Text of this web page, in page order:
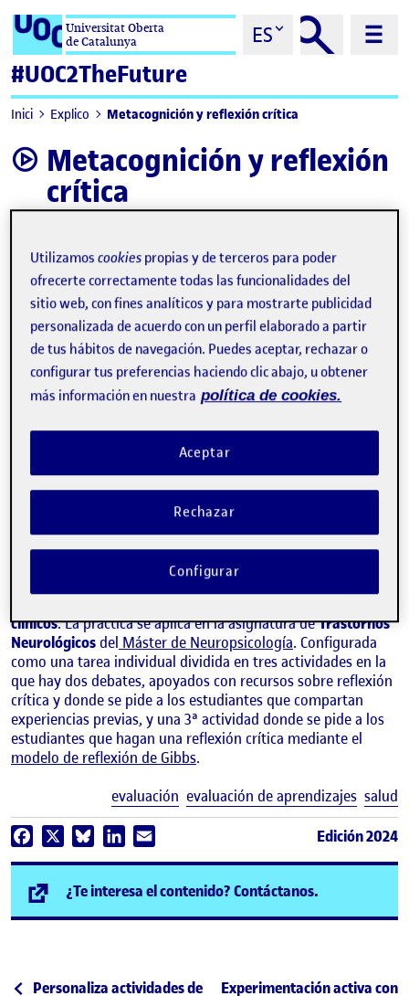
Saltar al contenidoUniversitat Oberta
de Catalunya
ES
#UOC2TheFuture
Inici Explico Metacognición y reflexión crítica
video Metacognición y reflexión
crítica
Profesor de los Estudios de Artes y Humanidades de la UOC
Acción docente de evaluación digital para
competencias transversales de pensamiento crítico y
clínicos. La práctica se aplica en la asignatura deTrastornos
Neurológicos del Máster de Neuropsicología. Configurada
como una tarea individual dividida en tres actividades en la
que hay dos debates, apoyados con recursos sobre reflexión
crítica y donde se pide a los estudiantes que compartan
experiencias previas, y una 3ª actividad donde se pide a los
estudiantes que hagan una reflexión crítica mediante el
modelo de reflexión de Gibbs.
evaluación evaluación de aprendizajes salud
Facebook BlueskyLinkedIn Edición 2024
¿Te interesa el contenido? Contáctanos.
Publicación anterior
Personaliza actividades de
Siguiente publicación
Experimentación activa con
Utilizamoscookies propias y de terceros para poder
ofrecerte correctamente todas las funcionalidades del
sitio web, con fines analíticos y para mostrarte publicidad
personalizada de acuerdo con un perfil elaborado a partir
de tus hábitos de navegación. Puedes aceptar, rechazar o
configurar tus preferencias haciendo clic abajo, u obtener
más información en nuestra política de cookies.
Rechazar
Aceptar
Configurar